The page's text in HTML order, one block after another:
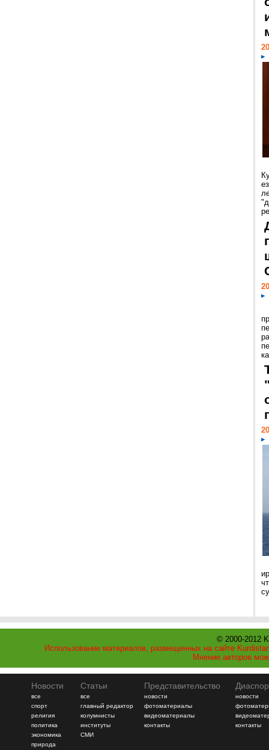
© 2000-2012
Использование материалов, размещенных на сайте
Мнение авторов
Новости
все
спорт
религия
политика
экономика
природа
Статьи
все
главный редактор
колумнисты
институты
СМИ
Представительство
новости
фотоматериалы
видеоматериалы
контакты
новости
контакты